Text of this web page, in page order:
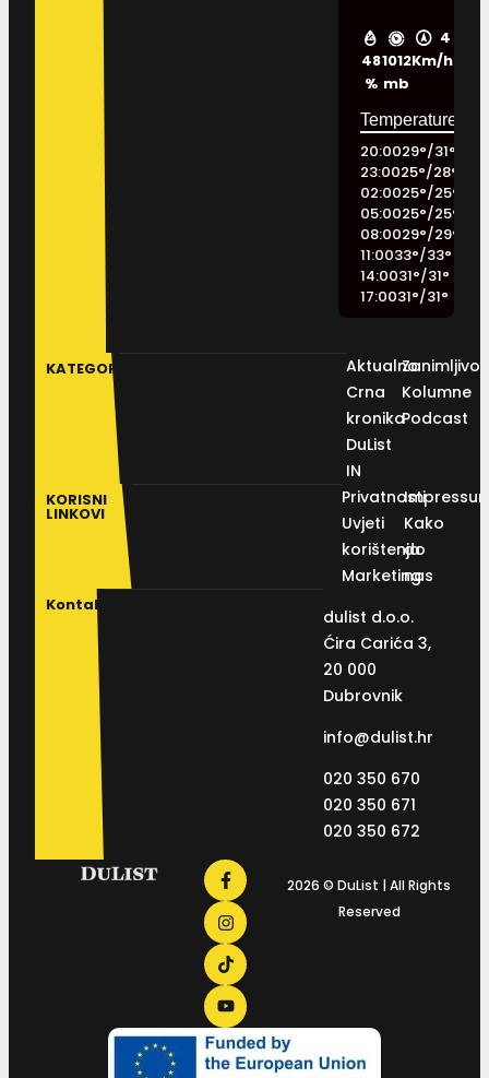
48
%
1012
mb
4
Km/h
20:0029°/31°
23:0025°/28°
02:0025°/25°
05:0025°/25°
08:0029°/29°
11:0033°/33°
14:0031°/31°
17:0031°/31°
KATEGORIJE
Aktualno
Crna
kronika
DuList
IN
Kolumne
Podcast
KORISNI
LINKOVI
Privatnosti
Uvjeti
korištenja
Marketing
Kako
do
nas
Kontakt
dulist d.o.o.
Ćira Carića 3,
20 000
Dubrovnik
info@dulist.hr
020 350 670
020 350 671
020 350 672
2026 © DuList | All Rights
Reserved